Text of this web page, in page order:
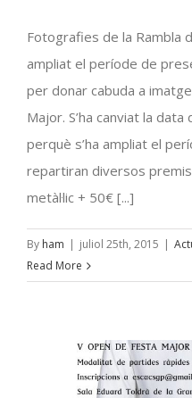
Fotografies de la Rambla
ampliat el període de
per donar cabuda a
Major. S’ha canviat la
perquè s’ha ampliat el
repartiran diversos
metàl·lic + 50€ [...]
By ham | juliol 25th, 2015 |
Read More